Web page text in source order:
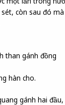
còn sau đó
than gánh đồng
hàn cho.
gánh hai